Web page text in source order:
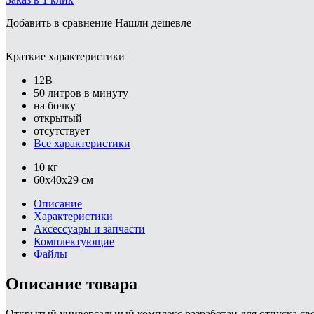
Добавить в сравнение Нашли дешевле
Краткие характеристики
12В
50 литров в минуту
на бочку
открытый
отсутствует
Все характеристики
10 кг
60x40x29 см
Описание
Характеристики
Аксессуары и запчасти
Комплектующие
Файлы
Описание товара